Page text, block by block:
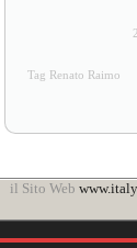
Tag Renato Raimo
il Sito Web